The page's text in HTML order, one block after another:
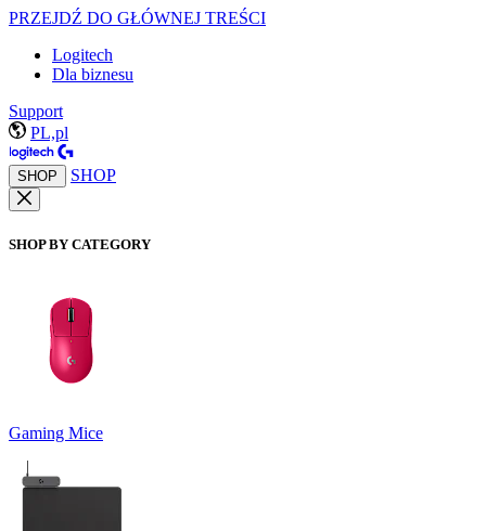
PRZEJDŹ DO GŁÓWNEJ TREŚCI
Logitech
Dla biznesu
Support
PL,pl
SHOP SHOP
SHOP BY CATEGORY
Gaming Mice